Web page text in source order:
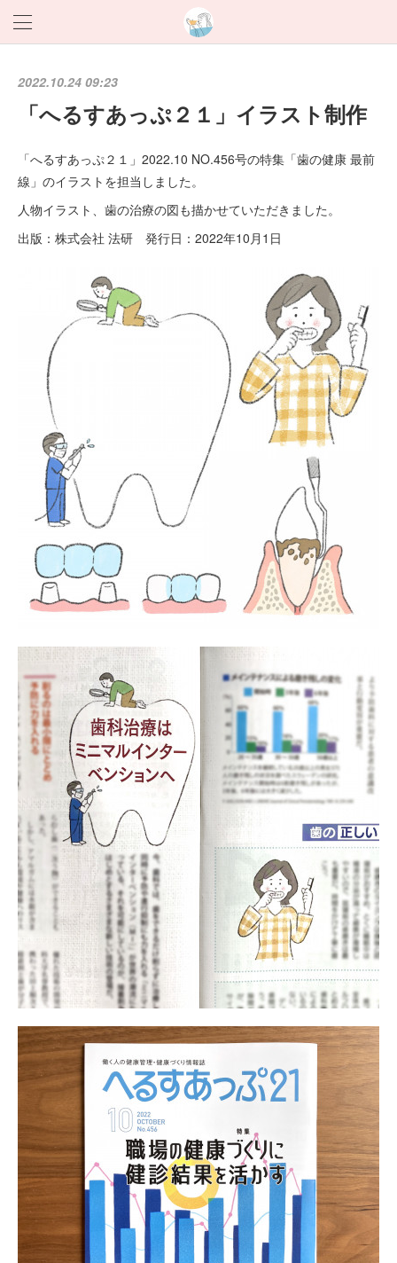
2022.10.24 09:23
「へるすあっぷ２１」イラスト制作
「へるすあっぷ２１」2022.10 NO.456号の特集「歯の健康 最前
線」のイラストを担当しました。
人物イラスト、歯の治療の図も描かせていただきました。
出版：株式会社 法研 発行日：2022年10月1日